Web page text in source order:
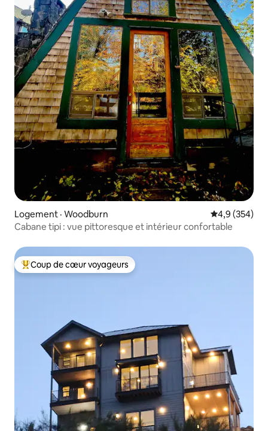
Logement · Woodburn Note
4,9 (354)
Cabane tipi : vue pittoresque et intérieur confortable
Coup de cœur voyageurs parmi les plus aimés
Coup de cœur voyageurs